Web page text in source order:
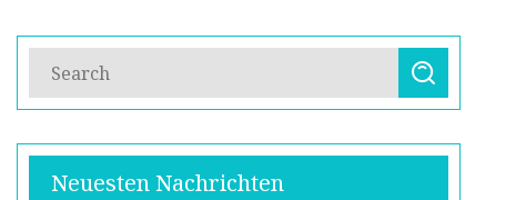
Neuesten Nachrichten